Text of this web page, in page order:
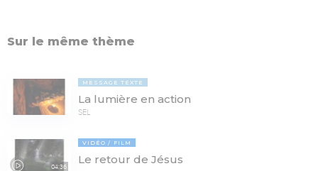
Sur le même thème
MESSAGE TEXTE
La lumière en action
SEL
04:36
VIDÉO FILM
Le retour de Jésus